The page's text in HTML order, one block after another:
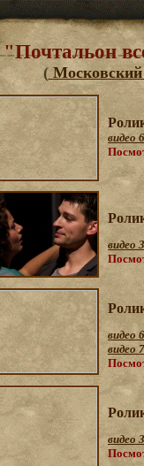
"Почтальон
(
Р
видео
видео
видео
видео 7
видео